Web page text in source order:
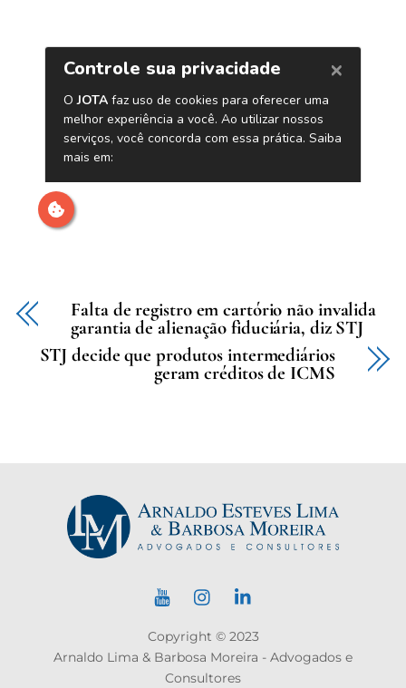
Falta de registro em cartório não invalida
garantia de alienação fiduciária, diz STJ
STJ decide que produtos intermediários
geram créditos de ICMS
Copyright © 2023
Arnaldo Lima & Barbosa Moreira - Advogados e
Consultores